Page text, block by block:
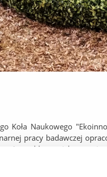
Koła Naukowego
pracy badawczej
pod kątem ich
i
opinii przedsiębiorców